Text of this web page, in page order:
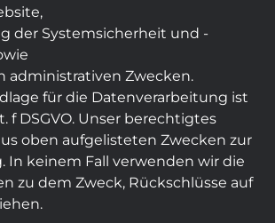
der Systemsicherheit und -
administrativen Zwecken.
für die Datenverarbeitung ist
f DSGVO. Unser berechtigtes
oben aufgelisteten Zwecken zur
In keinem Fall verwenden wir die
zu dem Zweck, Rückschlüsse auf